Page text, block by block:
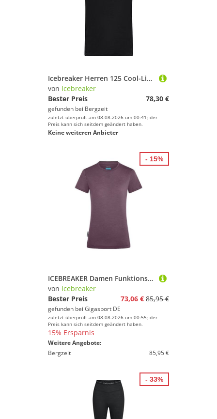
Icebreaker Herren 125 Cool-Lite Sphere Colour Block T-Shirt
von Icebreaker
Bester Preis
78,30 €
gefunden bei Bergzeit
zuletzt überprüft am 08.08.2026 um 00:41; der
Preis kann sich seitdem geändert haben.
Keine weiteren Anbieter
ICEBREAKER Damen Funktionsshirt 125 Sphere Alta Cool-Lite™ beere | S
von Icebreaker
Bester Preis
73,06 € 85,95 €
gefunden bei Gigasport DE
zuletzt überprüft am 08.08.2026 um 00:55; der
Preis kann sich seitdem geändert haben.
15% Ersparnis
Weitere Angebote:
Bergzeit
85,95 €
- 15%
- 33%